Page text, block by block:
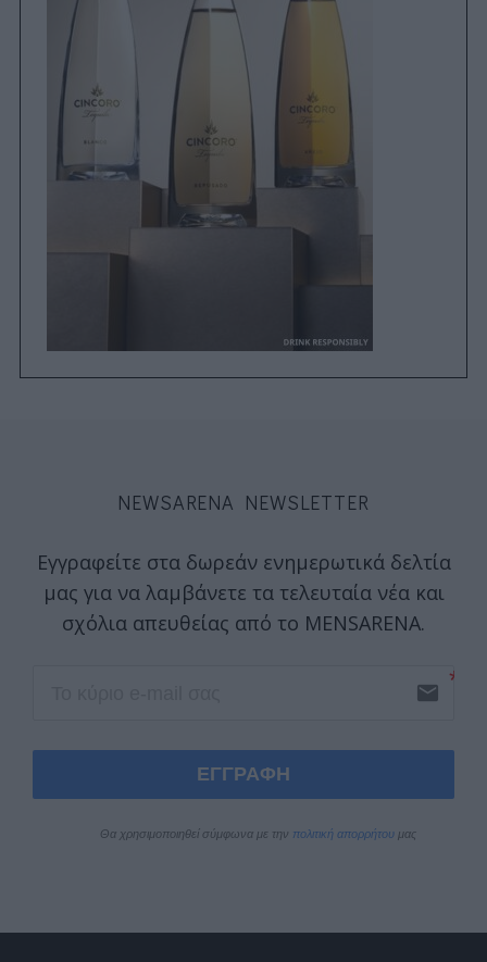
NEWSARENA NEWSLETTER
Εγγραφείτε στα δωρεάν ενημερωτικά δελτία
μας για να λαμβάνετε τα τελευταία νέα και
σχόλια απευθείας από το MENSARENA.
email
ΕΓΓΡΑΦΗ
Θα χρησιμοποιηθεί σύμφωνα με την πολιτική απορρήτου μας